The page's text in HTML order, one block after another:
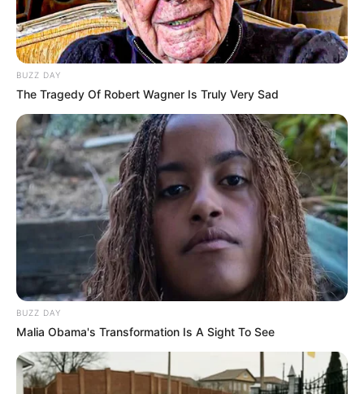
Participe do nosso grupo do
WhatsApp!
Fique informado em tempo real sobre as principais
notícias de Paraguaçu Paulista e região
BUZZ DAY
The Tragedy Of Robert Wagner Is Truly Very Sad
BUZZ DAY
Malia Obama's Transformation Is A Sight To See